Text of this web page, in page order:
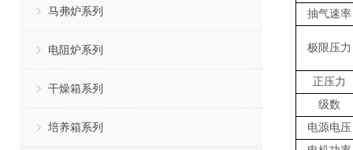
马弗炉系列
电阻炉系列
干燥箱系列
培养箱系列
抽气速率
极限压力
正压力
级数
电源电压